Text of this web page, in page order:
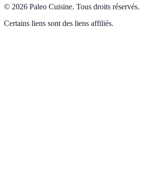
© 2026 Paleo Cuisine. Tous droits réservés.
Certains liens sont des liens affiliés.